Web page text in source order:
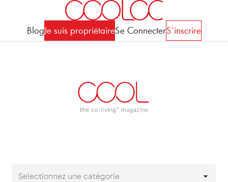
BlogJe suis propriétaireSe ConnecterS'inscrire
Selectionnez une catégorie